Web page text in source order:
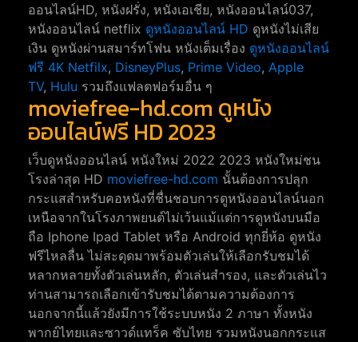
ออนไลน์HD, หนังฝรั่ง, หนังเอเชีย, หนังออนไลน์037,
หนังออนไลน์ netflix ดูหนังออนไลน์ HD ดูหนังไม่เสีย
เงิน ดูหนังผ่านสมาร์ทโฟน หนังเต็มเรื่อง ดูหนังออนไลน์
ฟรี 4K Netfilx, DisneyPlus, Prime Video, Apple
TV, Hulu รวมถึงแฟลตฟอร์มอื่น ๆ
moviefree-hd.com ดูหนัง
ออนไลน์ฟรี HD 2023
เว็บดูหนังออนไลน์ หนังใหม่ 2022 2023 หนังใหม่ชน
โรงล่าสุด HD moviefree-hd.com นั้นต้องการปลุก
กระแสสำหรับคอหนังที่ชื่นชอบการดูหนังออนไลน์นอก
เหนือจากในโรงภาพยนต์ไม่เว้นแม้แต่การดูหนังบนมือ
ถือ Iphone Ipad Tablet หรือ Android ทุกยี่ห้อ ดูหนัง
ฟรีไหลลื่น ไม่สะดุดมาพร้อมตัวเล่นให้เลือกรับชมได้
หลากหลายทั้งตัวเล่นหลัก, ตัวเล่นสำรอง, และตัวเล่นไว
ท่านสามารถเลือกเข้ารับชมได้ตามความต้องการ
นอกจากนี้แล้วยังมีการใช้ระบบหนัง 2 ภาษา ทั้งหนัง
พากย์ไทยและซาวด์แทร็ค ซับไทย รวมหนังนอกกระแส